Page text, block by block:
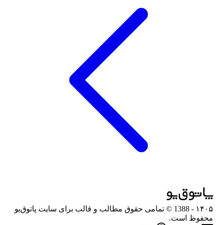
۱۴۰۵
- 1388 © تمامی حقوق مطالب و قالب برای سایت پاتوق‌یو
محفوظ است.